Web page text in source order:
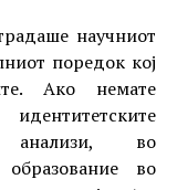
научниот
поредок кој
Ако немате
во
во